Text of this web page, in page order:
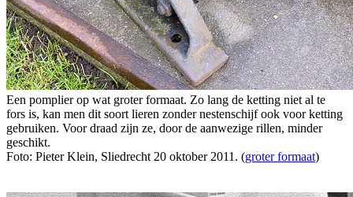
Een pomplier op wat groter formaat. Zo lang de ketting niet al te
fors is, kan men dit soort lieren zonder nestenschijf ook voor ketting
gebruiken. Voor draad zijn ze, door de aanwezige rillen, minder
geschikt.
Foto: Pieter Klein, Sliedrecht 20 oktober 2011. (groter formaat)